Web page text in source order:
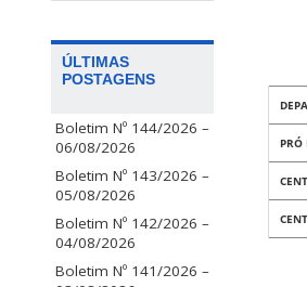
ÚLTIMAS
POSTAGENS
Boletim Nº 144/2026 –
06/08/2026
Boletim Nº 143/2026 –
05/08/2026
Boletim Nº 142/2026 –
04/08/2026
Boletim Nº 141/2026 –
PRÓ